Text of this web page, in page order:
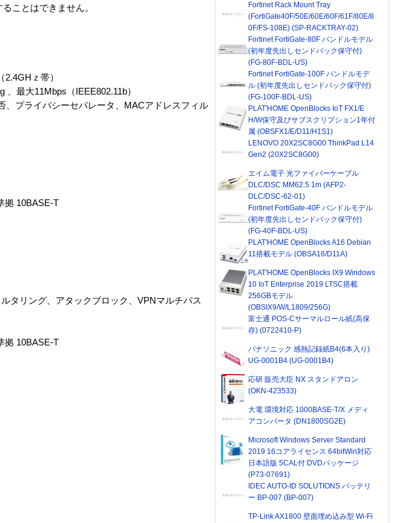
ことはできません。
ｚ帯）
最大11Mbps（IEEE802.11b）
、プライバシーセパレータ、MACアドレスフィル
拠 10BASE-T
タリング、アタックブロック、VPNマルチパス
拠 10BASE-T
Fortinet Rack Mount Tray
(FortiGate40F/50E/60E/60F/61F/80E/8
0F/FS-108E) (SP-RACKTRAY-02)
Fortinet FortiGate-80F バンドルモデル
(初年度先出しセンドバック保守付)
(FG-80F-BDL-US)
Fortinet FortiGate-100F バンドルモデ
ル (初年度先出しセンドバック保守付)
(FG-100F-BDL-US)
PLAT'HOME OpenBlocks IoT FX1/E
H/W保守及びサブスクリプション1年付
属 (OBSFX1/E/D11/H1S1)
LENOVO 20X2SC8G00 ThinkPad L14
Gen2 (20X2SC8G00)
エイム電子 光ファイバーケーブル
DLC/DSC MM62.5 1m (AFP2-
DLC/DSC-62-01)
Fortinet FortiGate-40F バンドルモデル
(初年度先出しセンドバック保守付)
(FG-40F-BDL-US)
PLAT'HOME OpenBlocks A16 Debian
11搭載モデル (OBSA16/D11A)
PLAT'HOME OpenBlocks IX9 Windows
10 IoT Enterprise 2019 LTSC搭載
256GBモデル
(OBSIX9/W/L1809/256G)
富士通 POS-Cサーマルロール紙(高保
存) (0722410-P)
パナソニック 感熱記録紙B4(6本入り)
UG-0001B4 (UG-0001B4)
応研 販売大臣 NX スタンドアロン
(OKN-423533)
大電 環境対応 1000BASE-T/X メディ
アコンバータ (DN1800SG2E)
Microsoft Windows Server Standard
2019 16コアライセンス 64bitWin対応
日本語版 5CAL付 DVDパッケージ
(P73-07691)
IDEC AUTO-ID SOLUTIONS バッテリ
ー BP-007 (BP-007)
TP-Link AX1800 壁面埋め込み型 Wi-Fi